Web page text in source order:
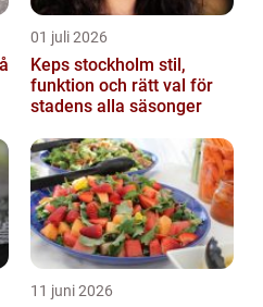
01 juli 2026
Keps stockholm stil,
funktion och rätt val för
stadens alla säsonger
11 juni 2026